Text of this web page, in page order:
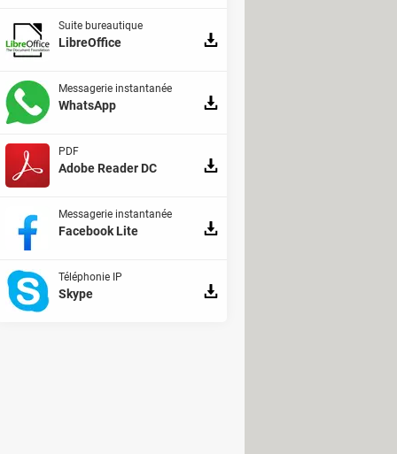
la plateforme de l'Assemblée
votre participation a bien été
Suite bureautique
LibreOffice
Messagerie instantanée
WhatsApp
PDF
Adobe Reader DC
Messagerie instantanée
Facebook Lite
Téléphonie IP
Skype